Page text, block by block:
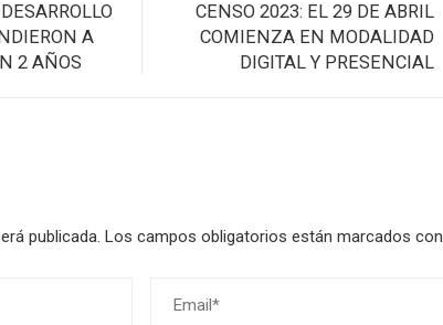
A
2 AÑOS
CENSO 2023: EL 29 DE ABRIL
COMIENZA EN MODALIDAD
DIGITAL Y PRESENCIAL
publicada. Los campos obligatorios están marcados con